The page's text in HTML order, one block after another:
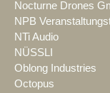
Nocturne Drones
NPB
NTi Audio
NÜSSLI
Oblong Industries
Octopus